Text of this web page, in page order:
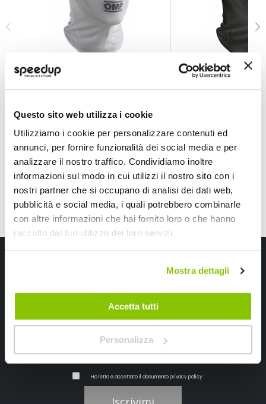
Questo sito web utilizza i cookie
Utilizziamo i cookie per personalizzare contenuti ed
annunci, per fornire funzionalità dei social media e per
analizzare il nostro traffico. Condividiamo inoltre
informazioni sul modo in cui utilizzi il nostro sito con i
nostri partner che si occupano di analisi dei dati web,
pubblicità e social media, i quali potrebbero combinarle
con altre informazioni che hai fornito loro o che hanno
raccolto dal tuo utilizzo dei loro servizi.
Mostra dettagli
Accetta tutti
Personalizza
Sottocasco Balaclava per bambini - OMP
OMP
Prezzo
speciale
22,75 € -21%
Sottocasco
OMP
speciale
CONSEGNA IN 48H
Ho letto e accettato il documentoprivacy policy